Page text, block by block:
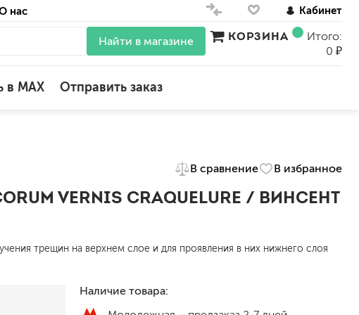
нас Кабинет
Найти в магазине КОРЗИНА
Итого:
0 ₽
влагостойкие
мокрый шелк
в MAX Отправить заказ
В сравнение В избранное
VERNIS CRAQUELURE / ВИНСЕНТ
трещин на верхнем слое и для проявления в них нижнего слоя
Наличие товара: